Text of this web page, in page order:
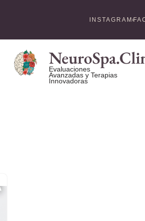
INSTAGRAM
Evaluaciones
Avanzadas y Terapias
Innovadoras